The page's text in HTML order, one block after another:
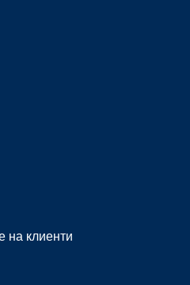
на клиенти